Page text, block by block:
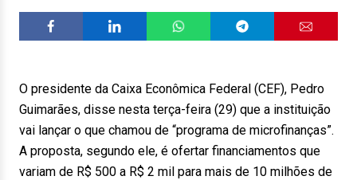
O presidente da Caixa Econômica Federal (CEF), Pedro
Guimarães, disse nesta terça-feira (29) que a instituição
vai lançar o que chamou de “programa de microfinanças”.
A proposta, segundo ele, é ofertar financiamentos que
variam de R$ 500 a R$ 2 mil para mais de 10 milhões de